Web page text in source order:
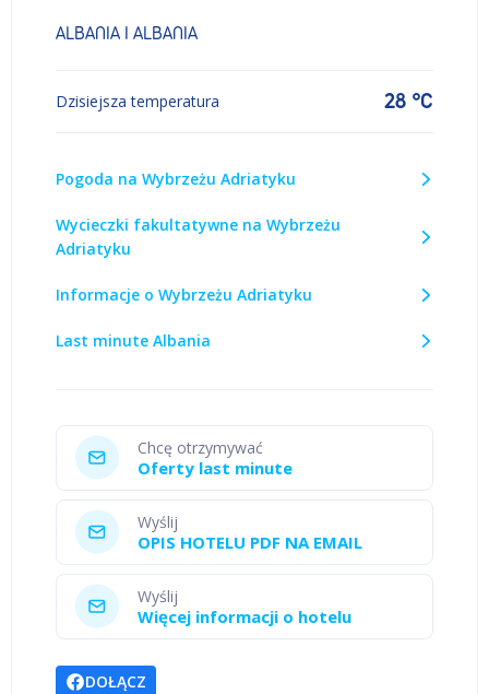
ALBANIA I ALBANIA
Dzisiejsza temperatura 28 °C
Pogoda na Wybrzeżu Adriatyku
Wycieczki fakultatywne na Wybrzeżu
Adriatyku
Informacje o Wybrzeżu Adriatyku
Last minute Albania
Chcę otrzymywać
Oferty last minute
Wyślij
OPIS HOTELU PDF NA EMAIL
Wyślij
Więcej informacji o hotelu
DOŁĄCZ